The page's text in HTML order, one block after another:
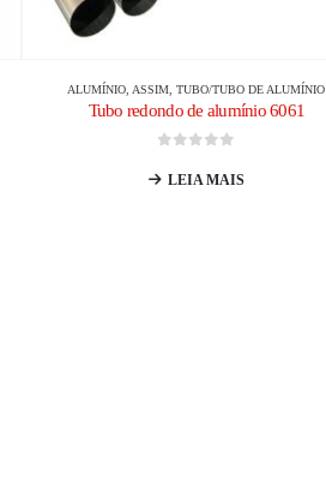
ALUMÍNIO, ASSIM,TUBO/TUBO DE ALUMÍNIO
Tubo redondo de alumínio 6061
LEIA MAIS